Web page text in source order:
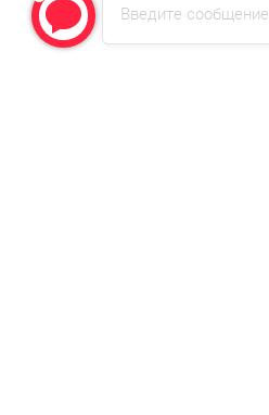
Введите сообщение